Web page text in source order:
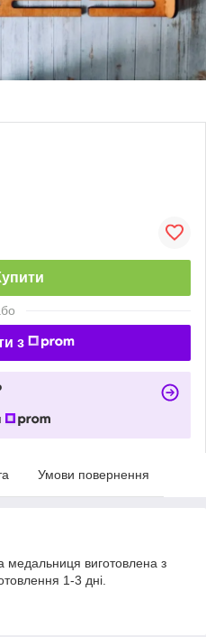
з
Умови повернення
виготовлена з
1-3 дні.